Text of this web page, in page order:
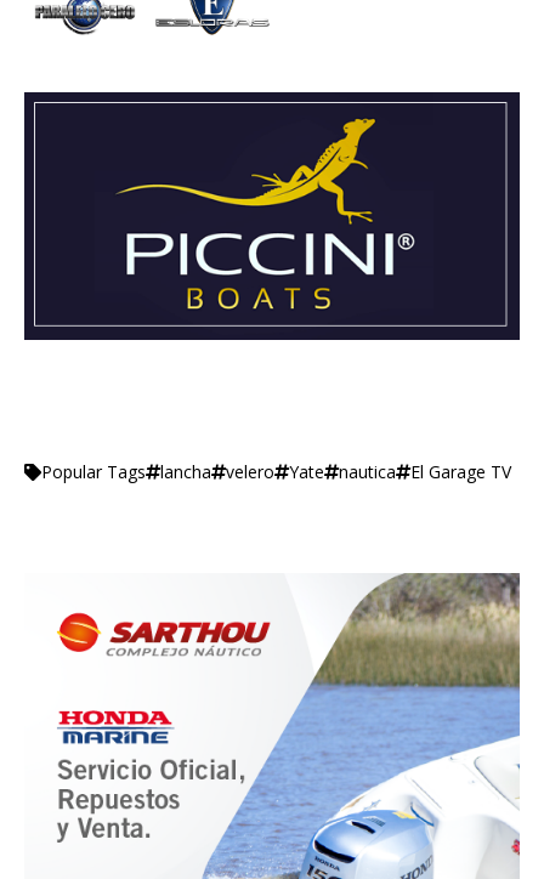
Popular Tags lancha velero Yate nautica El Garage TV